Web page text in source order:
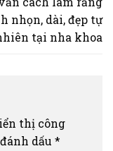
nhọn, dài, đẹp tự
tại nha khoa
thị công
dấu *